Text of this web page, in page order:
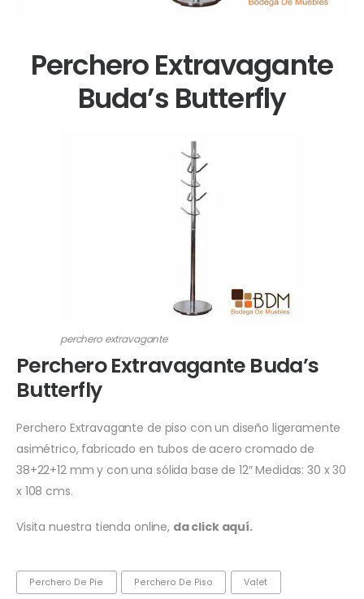
Perchero Extravagante
Buda’s Butterfly
perchero extravagante
Perchero Extravagante Buda’s
Butterfly
Perchero Extravagante de piso con un diseño ligeramente
asimétrico, fabricado en tubos de acero cromado de
38+22+12 mm y con una sólida base de 12″ Medidas: 30 x 30
x 108 cms.
Visita nuestra tienda online, da click aquí.
Perchero De Pie Perchero De Piso Valet